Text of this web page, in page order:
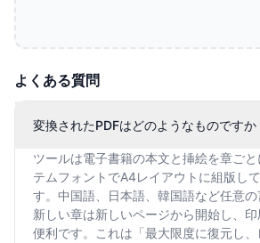
よくある質問
変換されたPDFはどのようなものですか
ツールは電子書籍の本文と挿絵を章ご
テムフォントでA4レイアウトに組版し
す。中国語、日本語、韓国語など任意の
新しい章は新しいページから開始し、
便利です。これは「最大限度に復元し